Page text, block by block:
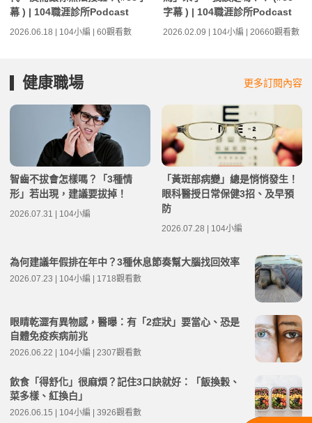
幕 ) | 104職涯診所Podcast
2026.06.18 | 104小編 | 60觀看數
字幕 ) | 104職涯診所Podcast
2026.02.09 | 104小編 | 20660觀看數
健康職場 更多訂閱內容
智齒不拔會怎樣嗎？「3種情
形」若出現，建議要拔掉！
2026.07.31 | 104小編
「黃斑部病變」總是悄悄發生！
眼科醫授日常保健3招、及早預
防
2026.07.28 | 104小編
為何建議年假排在年中？3種休息節奏幫大腦找回效率
2026.07.23 | 104小編 | 1718觀看數
眼睛乾澀有異物感，醫曝：有「2症狀」要當心、恐是
自體免疫疾病前兆
2026.06.22 | 104小編 | 2307觀看數
飲食「得舒化」很麻煩？記住3口訣就好：「飯換穀、
菜多樣、紅換白」
2026.06.15 | 104小編 | 3926觀看數